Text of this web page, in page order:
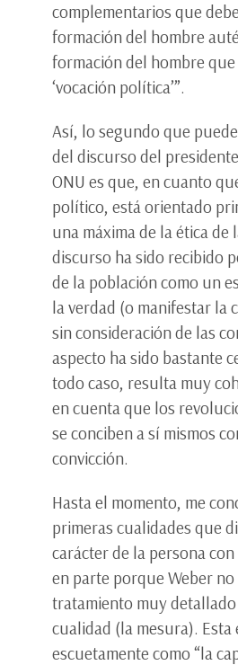
complementarios que
formación del hombre
formación del hombre
‘vocación política’”.
Así, lo segundo que
del discurso del
ONU es que, en cuanto
político, está orientado
una máxima de la ética de
discurso ha sido recibido
de la población como un
la verdad (o manifestar la
sin consideración de las
aspecto ha sido bastante
todo caso, resulta muy
en cuenta que los
se conciben a sí mismos
convicción.
Hasta el momento, me
primeras cualidades que
carácter de la persona
en parte porque Weber
tratamiento muy
cualidad (la mesura). Esta
escuetamente como “la